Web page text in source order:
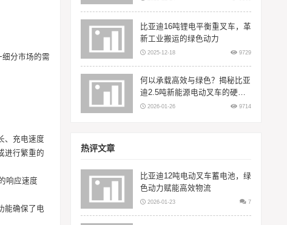
分市场的需
、充电速度
进行繁重的
响应速度
能确保了电
比亚迪16吨锂电平衡重叉车，革
新工业搬运的绿色动力
2025-12-18 9729
何以承载高效与绿色？揭秘比亚
迪2.5吨新能源电动叉车的硬核
实力2026-01-26 9714
热评文章
比亚迪12吨电动叉车蓄电池，绿
色动力赋能高效物流
2026-01-23 7